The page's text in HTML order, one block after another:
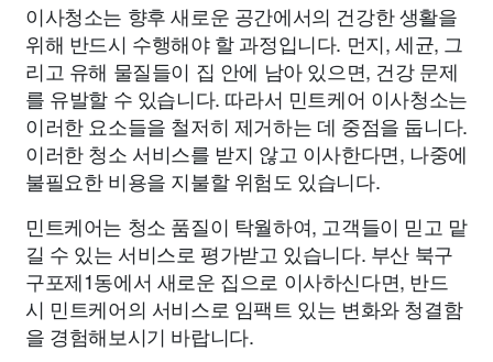
이사청소는 향후 새로운 공간에서의 건강한 생활을
위해 반드시 수행해야 할 과정입니다. 먼지, 세균, 그
리고 유해 물질들이 집 안에 남아 있으면, 건강 문제
를 유발할 수 있습니다. 따라서 민트케어 이사청소는
이러한 요소들을 철저히 제거하는 데 중점을 둡니다.
이러한 청소 서비스를 받지 않고 이사한다면, 나중에
불필요한 비용을 지불할 위험도 있습니다.
민트케어는 청소 품질이 탁월하여, 고객들이 믿고 맡
길 수 있는 서비스로 평가받고 있습니다. 부산 북구
구포제1동에서 새로운 집으로 이사하신다면, 반드
시 민트케어의 서비스로 임팩트 있는 변화와 청결함
을 경험해보시기 바랍니다.